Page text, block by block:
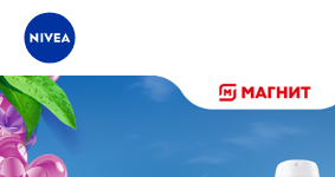
Наш сайт использует файлы cookie.
информацией по использованию